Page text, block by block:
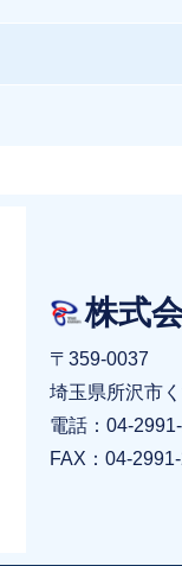
株式
〒359-0037
埼玉県所沢市
電話：04-
FAX：04-